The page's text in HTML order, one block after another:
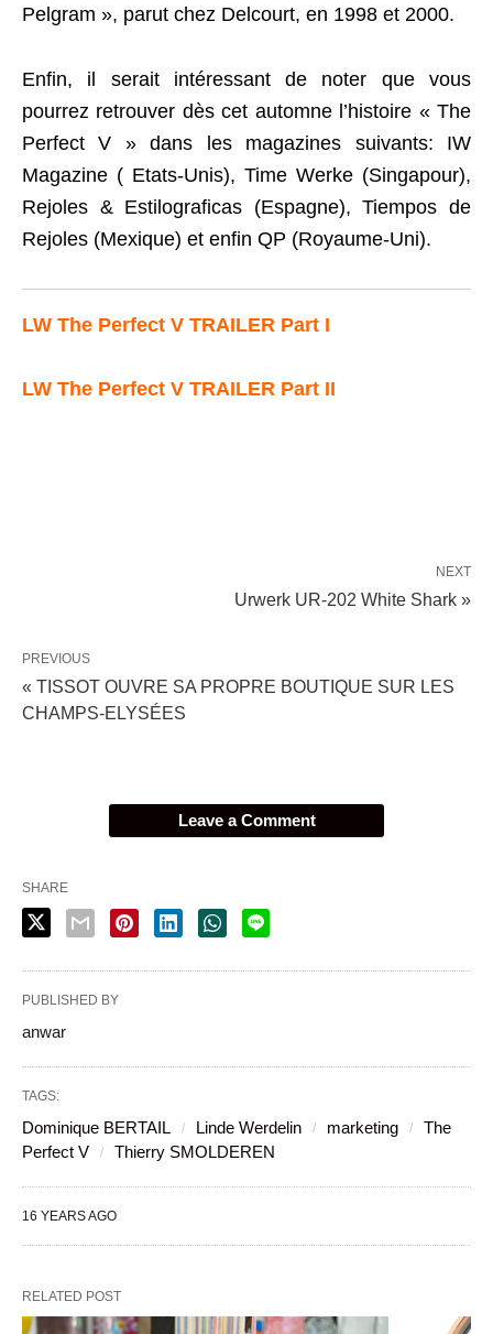
Pelgram », parut chez Delcourt, en 1998 et 2000.
Enfin, il serait intéressant de noter que vous
pourrez retrouver dès cet automne l’histoire « The
Perfect V » dans les magazines suivants: IW
Magazine ( Etats-Unis), Time Werke (Singapour),
Rejoles & Estilograficas (Espagne), Tiempos de
Rejoles (Mexique) et enfin QP (Royaume-Uni).
LW The Perfect V TRAILER Part I
LW The Perfect V TRAILER Part II
NEXT
Urwerk UR-202 White Shark »
PREVIOUS
« TISSOT OUVRE SA PROPRE BOUTIQUE SUR LES
CHAMPS-ELYSÉES
Leave a Comment
SHARE
PUBLISHED BY
anwar
TAGS:
Dominique BERTAIL Linde Werdelin marketing
The
Perfect V
Thierry SMOLDEREN
16 YEARS AGO
RELATED POST